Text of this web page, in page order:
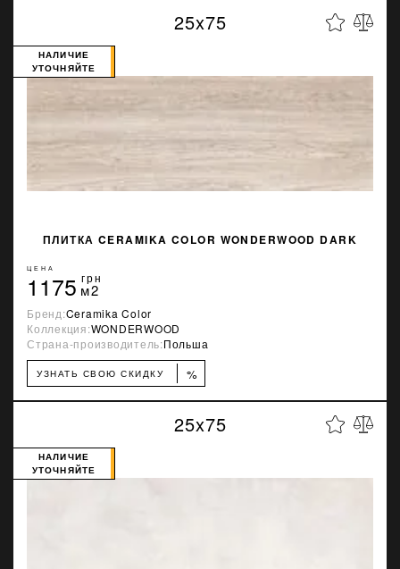
25x75
ПЛИТКА CERAMIKA COLOR WONDERWOOD DARK
НАЛИЧИЕ
УТОЧНЯЙТЕ
ЦЕНА
1175 грн
м2
Бренд:Ceramika Color
Коллекция:WONDERWOOD
Страна-производитель:Польша
УЗНАТЬ СВОЮ СКИДКУ %
25x75
НАЛИЧИЕ
УТОЧНЯЙТЕ